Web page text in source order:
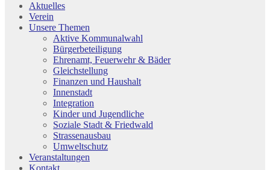
Aktuelles
Verein
Unsere Themen
Aktive Kommunalwahl
Bürgerbeteiligung
Ehrenamt, Feuerwehr & Bäder
Gleichstellung
Finanzen und Haushalt
Innenstadt
Integration
Kinder und Jugendliche
Soziale Stadt & Friedwald
Strassenausbau
Umweltschutz
Veranstaltungen